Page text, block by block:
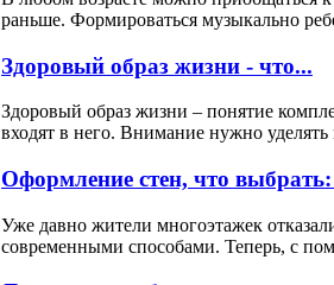
раньше. Формироваться музыкально
Здоровый образ жизни - что...
Здоровый образ жизни – понятие
входят в него. Внимание нужно уделять
Оформление стен, что
Уже давно жители многоэтажек
современными способами. Теперь, с